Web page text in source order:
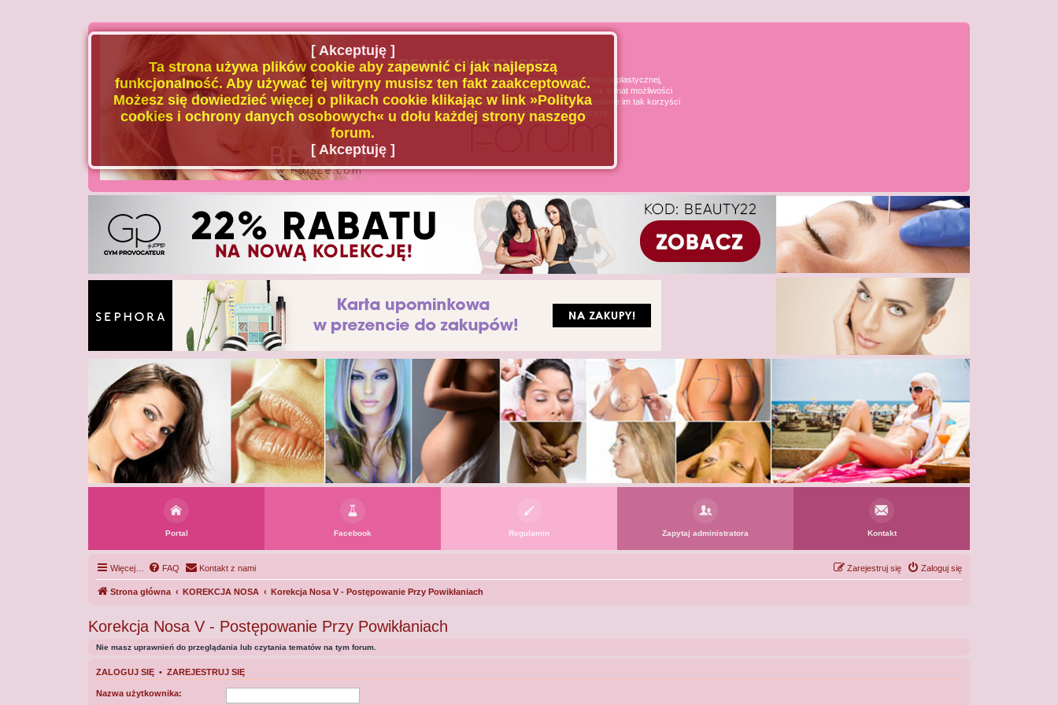
BEAUTY W POLSCE
Naszą misją jest poszerzanie wiedzy u pacjenta chirurgii plastycznej,
medycyny estetycznej oraz dziedzin pokrewnych, na temat możliwości
i ograniczeń tych dziedzin medycyny, oraz uświadamianie im tak korzyści
jak i zagrożeń wynikających z podejmowanych decyzji.
Portal Facebook Regulamin Zapytaj administratora Kontakt
Więcej… FAQ Kontakt z nami Zaloguj się
Zarejestruj się
Strona główna KOREKCJA NOSA Korekcja Nosa V - Postępowanie Przy Powikłaniach
Korekcja Nosa V - Postępowanie Przy Powikłaniach
Nie masz uprawnień do przeglądania lub czytania tematów na tym forum.
ZALOGUJ SIĘ • ZAREJESTRUJ SIĘ
Nazwa użytkownika:
[ Akceptuję ]
Ta strona używa plików cookie aby zapewnić ci jak najlepszą
funkcjonalność. Aby używać tej witryny musisz ten fakt zaakceptować.
Możesz się dowiedzieć więcej o plikach cookie klikając w link »Polityka
cookies i ochrony danych osobowych« u dołu każdej strony naszego
forum.
[ Akceptuję ]